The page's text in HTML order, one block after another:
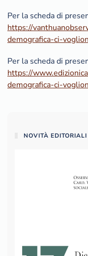
Per la scheda di
https://
demografica-ci-
Per la scheda di
https://
demografica-ci-
NOVITÀ EDITORIALI